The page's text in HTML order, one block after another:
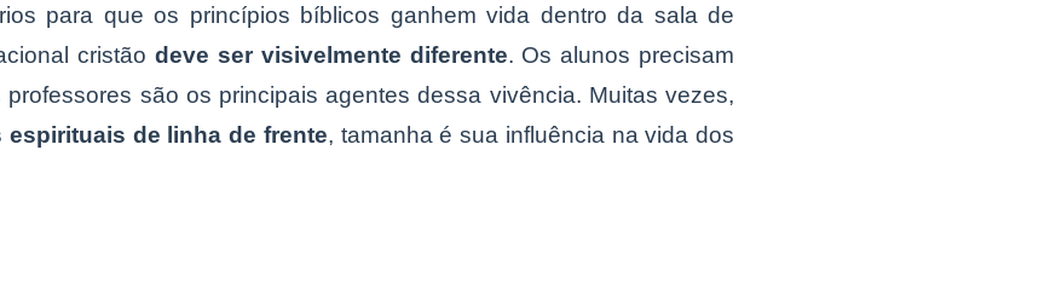
para que os princípios bíblicos ganhem vida dentro da sala de
cristãodeve ser visivelmente diferente. Os alunos precisam
são os principais agentes dessa vivência. Muitas vezes,
espirituais de linha de frente, tamanha é sua influência na vida dos